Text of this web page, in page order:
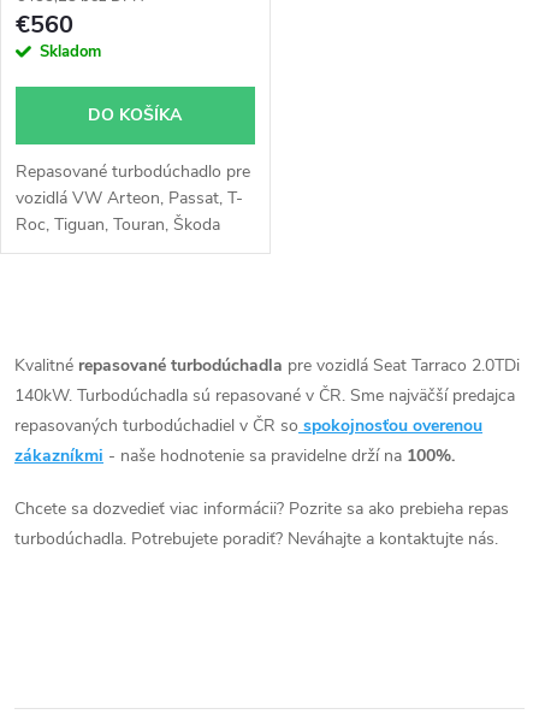
r
d
u
t
o
v
r
o
d
u
k
o
v
€560
Skladom
DO KOŠÍKA
Repasované turbodúchadlo pre
vozidlá VW Arteon, Passat, T-
Roc, Tiguan, Touran, Škoda
Superb, Kodiaq, Karoq, Audi
v
l
á
d
e
Kvalitné repasované turbodúchadla pre vozidlá Seat Tarraco 2.0TDi
140kW. Turbodúchadla sú repasované v ČR. Sme najväčší predajca
repasovaných turbodúchadiel v ČR so spokojnosťou overenou
zákazníkmi - naše hodnotenie sa pravidelne drží na 100%.
Chcete sa dozvedieť viac informácii? Pozrite sa ako prebieha repas
turbodúchadla. Potrebujete poradiť? Neváhajte a kontaktujte nás.